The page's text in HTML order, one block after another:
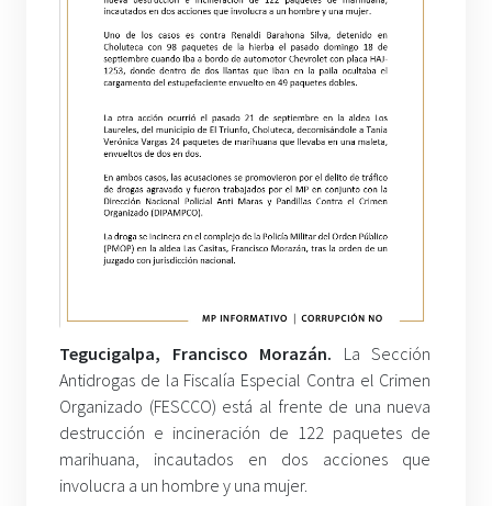
Tegucigalpa, Francisco Morazán. La Sección
Antidrogas de la Fiscalía Especial Contra el Crimen
Organizado (FESCCO) está al frente de una nueva
destrucción e incineración de 122 paquetes de
marihuana, incautados en dos acciones que
involucra a un hombre y una mujer.